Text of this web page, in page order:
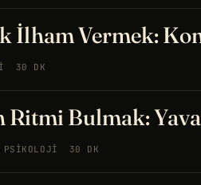
İlham Vermek:
30 DK
Bulmak:
PSIKOLOJI 30 DK